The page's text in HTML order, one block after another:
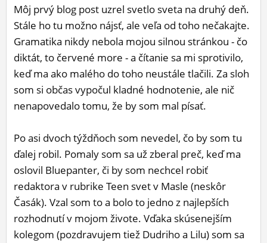
Môj prvý blog post uzrel svetlo sveta na druhý deň.
Stále ho tu možno nájsť, ale veľa od toho nečakajte.
Gramatika nikdy nebola mojou silnou stránkou - čo
diktát, to červené more - a čítanie sa mi sprotivilo,
keď ma ako malého do toho neustále tlačili. Za sloh
som si občas vypočul kladné hodnotenie, ale nič
nenapovedalo tomu, že by som mal písať.
Po asi dvoch týždňoch som nevedel, čo by som tu
ďalej robil. Pomaly som sa už zberal preč, keď ma
oslovil Bluepanter, či by som nechcel robiť
redaktora v rubrike Teen svet v Masle (neskôr
Časák). Vzal som to a bolo to jedno z najlepších
rozhodnutí v mojom živote. Vďaka skúsenejším
kolegom (pozdravujem tiež Dudriho a Lilu) som sa